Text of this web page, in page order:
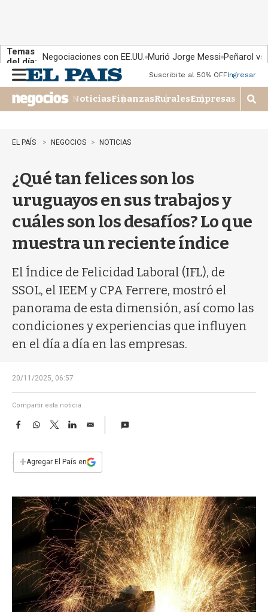
Temas
del día: Negociaciones con EE.UU. Murió Jorge Messi Peñarol
n
u
Suscribite al 50% OFFIngresar
NoticiasFinanzasRuralesEmpresas
M
o
q
EL PAÍS NEGOCIOS NOTICIAS
¿Qué tan felices son los
uruguayos en sus trabajos y
cuáles son los desafíos? Lo que
muestra un reciente índice
El Índice de Felicidad Laboral (IFL), de
SSOL, el IEEM y CPA Ferrere, mostró el
panorama de esta dimensión, así como las
condiciones y experiencias que influyen
en el día a día en las empresas.
20/11/2025, 06:57
Compartir esta noticia
F
e
b
k
W
s
p
T
w
t
L
n
E
i
l
+Agregar El País en